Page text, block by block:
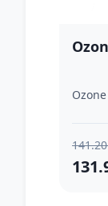
Ozone